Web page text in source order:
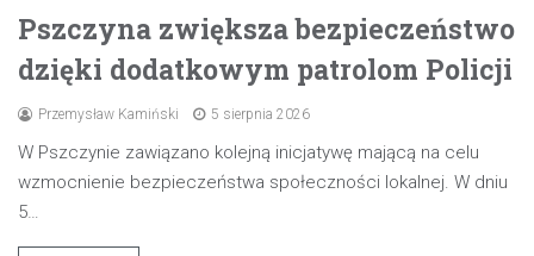
Pszczyna zwiększa bezpieczeństwo
dzięki dodatkowym patrolom Policji
Przemysław Kamiński 5 sierpnia 2026
W Pszczynie zawiązano kolejną inicjatywę mającą na celu
wzmocnienie bezpieczeństwa społeczności lokalnej. W dniu
5…